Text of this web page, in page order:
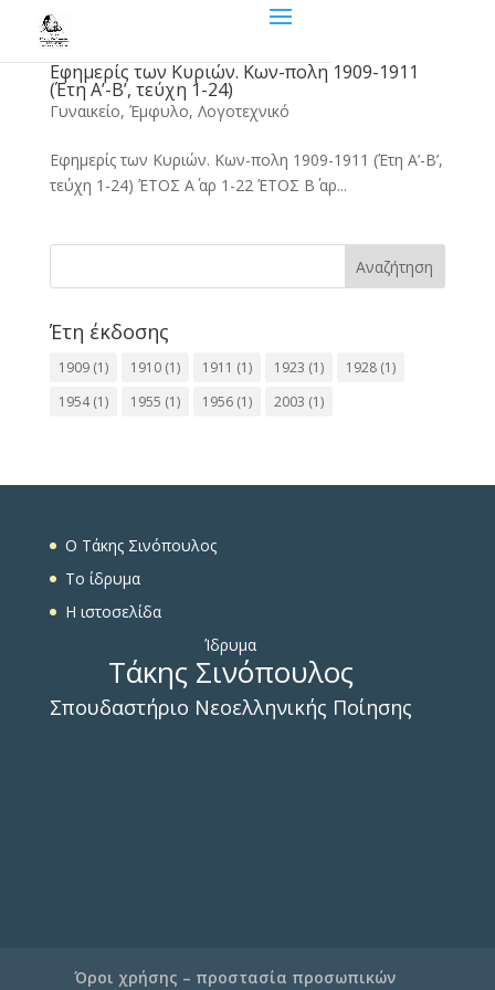
Εφημερίς των Κυριών. Κων-πολη 1909-1911
(Έτη Α’-Β’, τεύχη 1-24)
Γυναικείο, Έμφυλο, Λογοτεχνικό
Εφημερίς των Κυριών. Κων-πολη 1909-1911 (Έτη Α’-Β’,
τεύχη 1-24) ΈΤΟΣ Α΄ αρ 1-22 ΈΤΟΣ Β΄ αρ...
Αναζήτηση
Έτη έκδοσης
1909(1) 1910(1) 1911 (1) 1923 (1) 1928(1)
1954(1) 1955 (1) 1956(1) 2003 (1)
O Τάκης Σινόπουλος
To ίδρυμα
Η ιστοσελίδα
Ίδρυμα
Τάκης Σινόπουλος
Σπουδαστήριο Νεοελληνικής Ποίησης
Όροι χρήσης – προστασία προσωπικών